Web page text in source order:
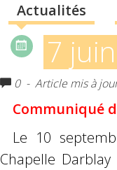
Actualités
7
0 - Article mis à
Communiqué
Le 10
Chapelle